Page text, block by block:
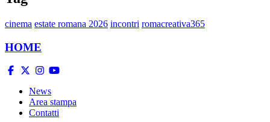
cinema estate romana 2026 incontri romacreativa365
HOME
News
Area stampa
Contatti